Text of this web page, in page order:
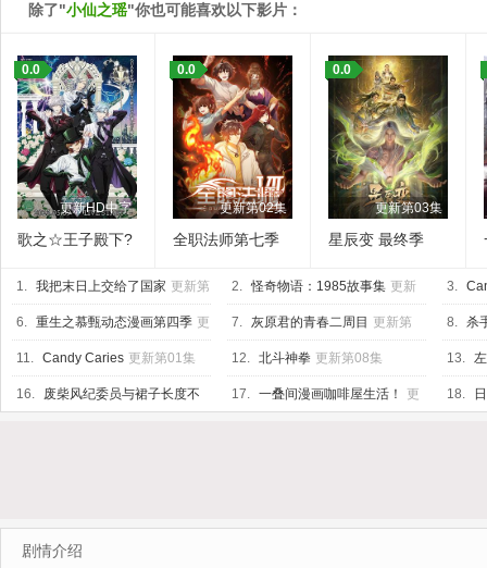
除了"小仙之瑶"你也可能喜欢以下影片：
更新HD中字
0.0
歌之☆王子殿下?
XXXX剧场版
更新第02集
0.0
全职法师第七季
更新第03集
0.0
星辰变 最终季
1. 我把末日上交给了国家 更新第
17集
2. 怪奇物语：1985故事集 更新
第10集
3.
新第05
6. 重生之慕甄动态漫画第四季 更
新第20集
7. 灰原君的青春二周目 更新第
07集
8. 杀
11. Candy Caries 更新第01集 12. 北斗神拳 更新第08集 13.
16. 废柴风纪委员与裙子长度不 17. 一叠间漫画咖啡屋生活！ 更 18.
剧情介绍